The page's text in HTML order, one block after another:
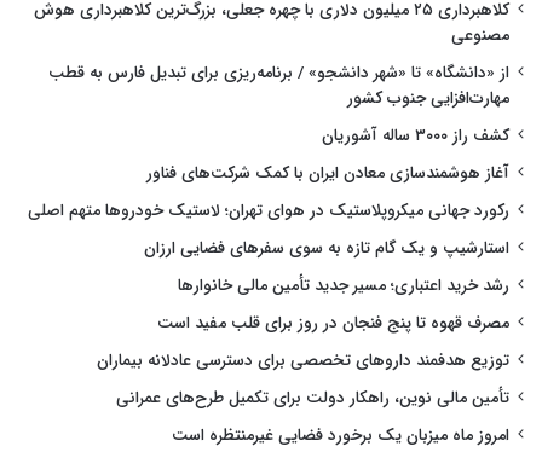
کلاهبرداری ۲۵ میلیون دلاری با چهره جعلی، بزرگ‌ترین کلاهبرداری هوش
مصنوعی
از «دانشگاه» تا «شهر دانشجو» / برنامه‌ریزی برای تبدیل فارس به قطب
مهارت‌افزایی جنوب کشور
کشف راز ۳۰۰۰ ساله آشوریان
آغاز هوشمندسازی معادن ایران با کمک شرکت‌های فناور
رکورد جهانی میکروپلاستیک در هوای تهران؛ لاستیک خودروها متهم اصلی
استارشیپ و یک گام تازه به سوی سفرهای فضایی ارزان
رشد خرید اعتباری؛ مسیر جدید تأمین مالی خانوارها
مصرف قهوه تا پنج فنجان در روز برای قلب مفید است
توزیع هدفمند داروهای تخصصی برای دسترسی عادلانه بیماران
تأمین مالی نوین، راهکار دولت برای تکمیل طرح‌های عمرانی
امروز ماه میزبان یک برخورد فضایی غیرمنتظره است